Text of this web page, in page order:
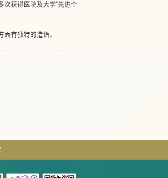
次获得医院及大学“先进个
有独特的造诣。